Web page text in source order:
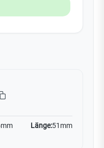
Länge:51mm